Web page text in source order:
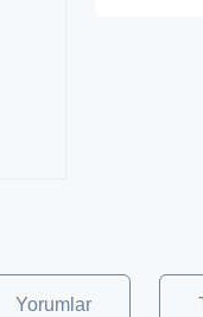
Yorumlar